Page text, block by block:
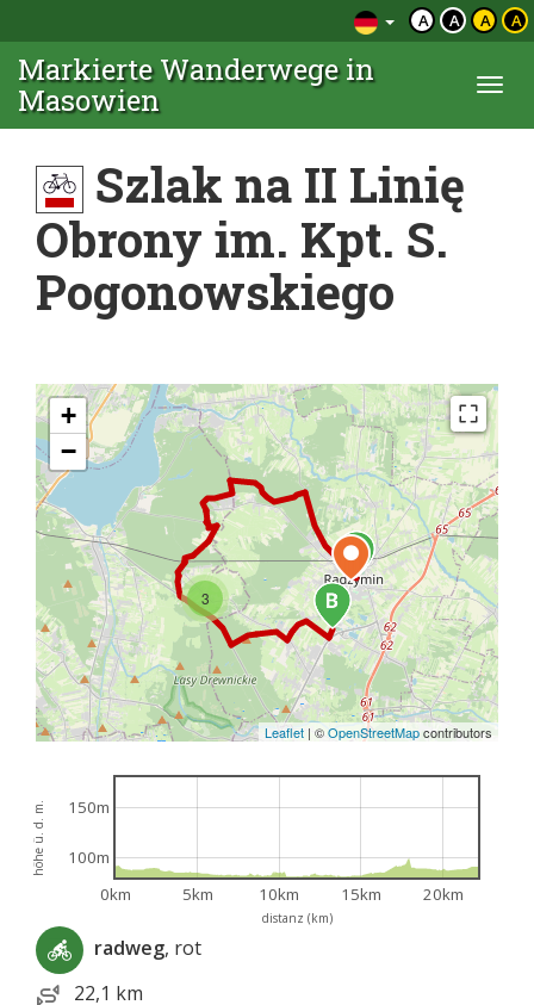
A A A A
Markierte Wanderwege in
Masowien
Szlak na II Linię
Obrony im. Kpt. S.
Pogonowskiego
3
+
−
Leaflet | ©OpenStreetMapcontributors
distanz (km)
höhe ü. d. m.
0km 5km 10km 15km 20km
100m
150m
radweg, rot
22,1 km